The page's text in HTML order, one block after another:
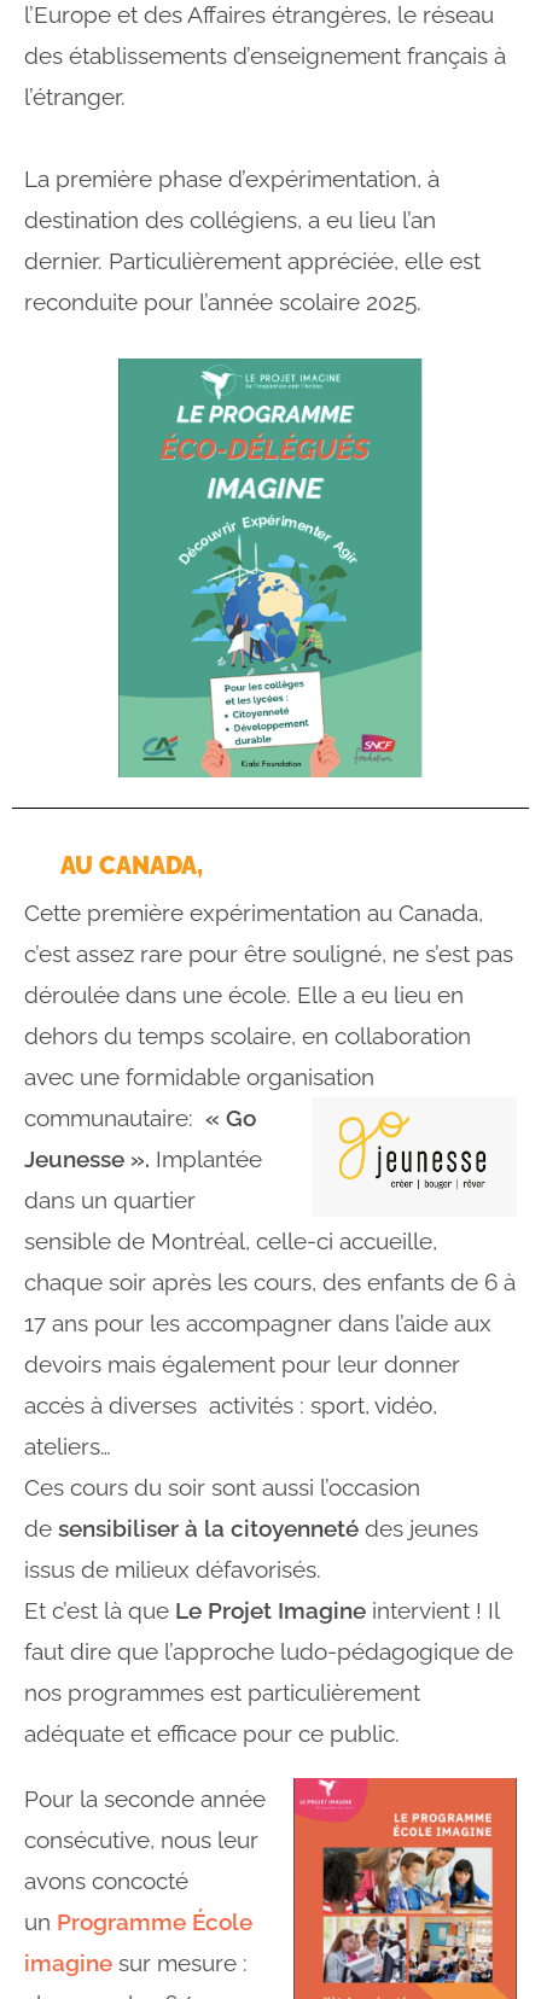
l’Europe et des Affaires étrangères, le réseau
des établissements d’enseignement français à
l’étranger.
La première phase d’expérimentation, à
destination des collégiens, a eu lieu l’an
dernier. Particulièrement appréciée, elle est
reconduite pour l’année scolaire 2025.
AU CANADA,
Cette première expérimentation au Canada,
c’est assez rare pour être souligné, ne s’est pas
déroulée dans une école. Elle a eu lieu en
dehors du temps scolaire, en collaboration
avec une formidable organisation
communautaire: « Go
Jeunesse ». Implantée
dans un quartier
sensible de Montréal, celle-ci accueille,
chaque soir après les cours, des enfants de 6 à
17 ans pour les accompagner dans l’aide aux
devoirs mais également pour leur donner
accès à diverses activités : sport, vidéo,
ateliers…
Ces cours du soir sont aussi l’occasion
de sensibiliser à la citoyenneté des jeunes
issus de milieux défavorisés.
Et c’est là que Le Projet Imagine intervient ! Il
faut dire que l’approche ludo-pédagogique de
nos programmes est particulièrement
adéquate et efficace pour ce public.
Pour la seconde année
consécutive, nous leur
avons concocté
un Programme École
imagine sur mesure :